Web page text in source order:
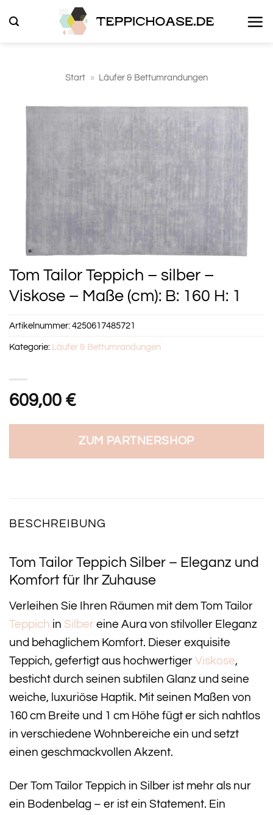
Inhalt
Start » Läufer & Bettumrandungen
Tom Tailor Teppich – silber –
Viskose – Maße (cm): B: 160 H: 1
609,00 €
ZUM PARTNERSHOP
Artikelnummer:4250617485721
Kategorie: Läufer & Bettumrandungen
BESCHREIBUNG
Tom Tailor Teppich Silber – Eleganz und
Komfort für Ihr Zuhause
Verleihen Sie Ihren Räumen mit dem Tom Tailor
Teppich in Silber eine Aura von stilvoller Eleganz
und behaglichem Komfort. Dieser exquisite
Teppich, gefertigt aus hochwertiger Viskose,
besticht durch seinen subtilen Glanz und seine
weiche, luxuriöse Haptik. Mit seinen Maßen von
160 cm Breite und 1 cm Höhe fügt er sich nahtlos
in verschiedene Wohnbereiche ein und setzt
einen geschmackvollen Akzent.
Der Tom Tailor Teppich in Silber ist mehr als nur
ein Bodenbelag – er ist ein Statement. Ein